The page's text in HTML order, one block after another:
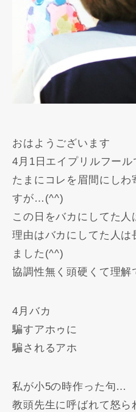
おはようございます
4月1日エイプリルフー
たまにコレを眉間にしわ
すが…(^^)
この日をバカにしてた人
理由はバカにしてた人は
ました(^^)
協調性無く頭硬くて理
4月バカ
騙すアホゥに
騙されるアホ
私が小5の時作った句…
教頭先生に呼ばれて怒